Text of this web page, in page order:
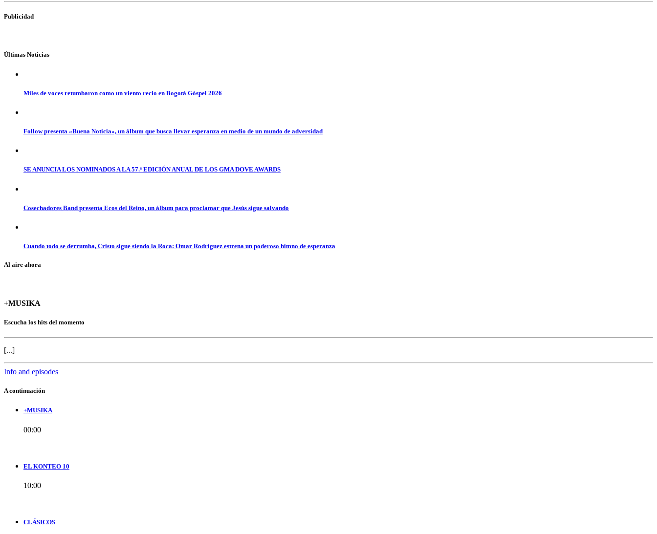
Publicidad
Últimas Noticias
Miles de voces retumbaron como un viento recio en Bogotá Góspel 2026
Follow presenta «Buena Noticia», un álbum que busca llevar esperanza en medio de un mundo de adversidad
SE ANUNCIA LOS NOMINADOS A LA 57.ª EDICIÓN ANUAL DE LOS GMA DOVE AWARDS
Cosechadores Band presenta Ecos del Reino, un álbum para proclamar que Jesús sigue salvando
Cuando todo se derrumba, Cristo sigue siendo la Roca: Omar Rodríguez estrena un poderoso himno de esperanza
Al aire ahora
+MUSIKA
Escucha los hits del momento
[...]
Info and episodes
A continuación
+MUSIKA
00:00
EL KONTEO 10
10:00
CLÁSICOS